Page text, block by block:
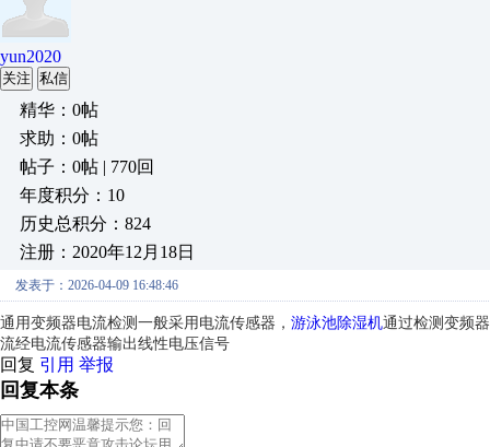
yun2020
关注 私信
精华：0帖
求助：0帖
帖子：0帖 | 770回
年度积分：10
历史总积分：824
注册：2020年12月18日
发表于：2026-04-09 16:48:46
通用变频器电流检测一般采用电流传感器， 游泳池除湿机通过检测变频
流经电流传感器输出线性电压信号
回复 引用 举报
回复本条